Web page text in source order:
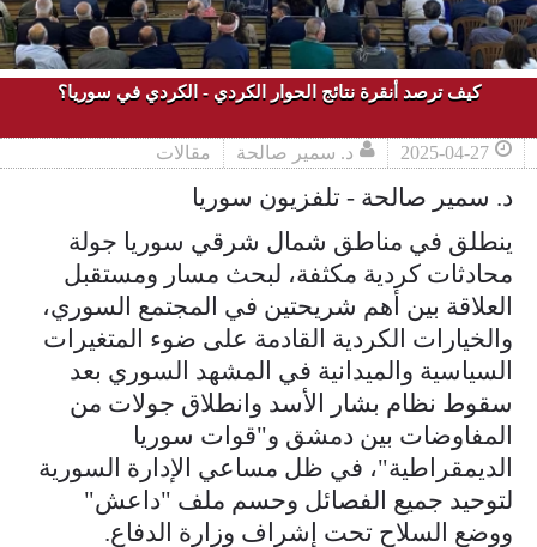
كيف ترصد أنقرة نتائج الحوار الكردي - الكردي في سوريا؟
2025-04-27 د. سمير صالحة مقالات
د. سمير صالحة - تلفزيون سوريا
ينطلق في مناطق شمال شرقي سوريا جولة
محادثات كردية مكثفة، لبحث مسار ومستقبل
العلاقة بين أهم شريحتين في المجتمع السوري،
والخيارات الكردية القادمة على ضوء المتغيرات
السياسية والميدانية في المشهد السوري بعد
سقوط نظام بشار الأسد وانطلاق جولات من
المفاوضات بين دمشق و"قوات سوريا
الديمقراطية"، في ظل مساعي الإدارة السورية
لتوحيد جميع الفصائل وحسم ملف "داعش"
ووضع السلاح تحت إشراف وزارة الدفاع.